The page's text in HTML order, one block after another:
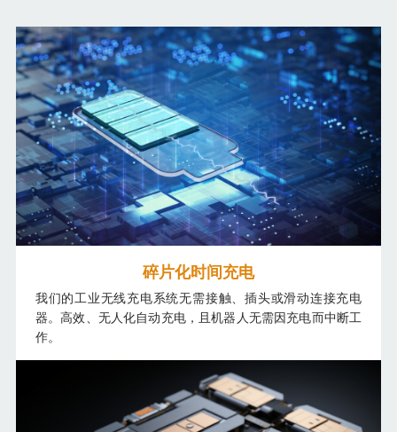
碎片化时间充电
我们的工业无线充电系统无需接触、插头或滑动连接充电
器。高效、无人化自动充电，且机器人无需因充电而中断工
作。